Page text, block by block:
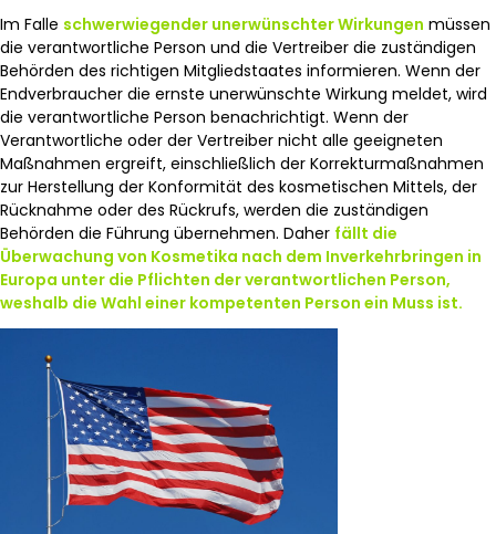
Im Falle schwerwiegender unerwünschter Wirkungen müssen
die verantwortliche Person und die Vertreiber die zuständigen
Behörden des richtigen Mitgliedstaates informieren. Wenn der
Endverbraucher die ernste unerwünschte Wirkung meldet, wird
die verantwortliche Person benachrichtigt. Wenn der
Verantwortliche oder der Vertreiber nicht alle geeigneten
Maßnahmen ergreift, einschließlich der Korrekturmaßnahmen
zur Herstellung der Konformität des kosmetischen Mittels, der
Rücknahme oder des Rückrufs, werden die zuständigen
Behörden die Führung übernehmen. Daher fällt die
Überwachung von Kosmetika nach dem Inverkehrbringen in
Europa unter die Pflichten der verantwortlichen Person,
weshalb die Wahl einer kompetenten Person ein Muss ist.